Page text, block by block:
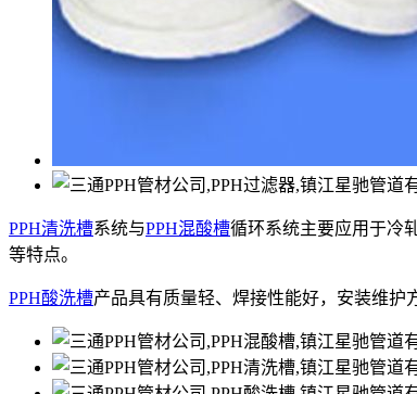
PPH清洗槽系统与PPH混酸槽循环系统主要应用于冷
等特点。
PPH酸洗槽产品具有质量轻、焊接性能好，安装维护